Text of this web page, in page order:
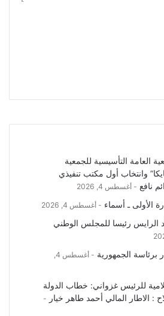
التأسيسية للجمعية
وانتخاب أول مكتب تنفيذي
نافع
أغسطس 4, 2026
الأولى ـ أسماء أغسطس 4, 2026
رئيسا للمجلس الوطني
الجمهورية
أغسطس 4,
للرئيس غزواني: خطاب الدولة
: الاطار المالي أحمد طاهر خيار